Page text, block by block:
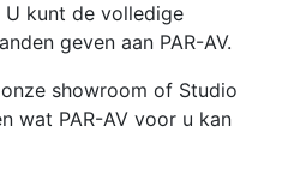
U kunt de volledige
geven aan PAR-AV.
showroom of Studio
wat PAR-AV voor u kan